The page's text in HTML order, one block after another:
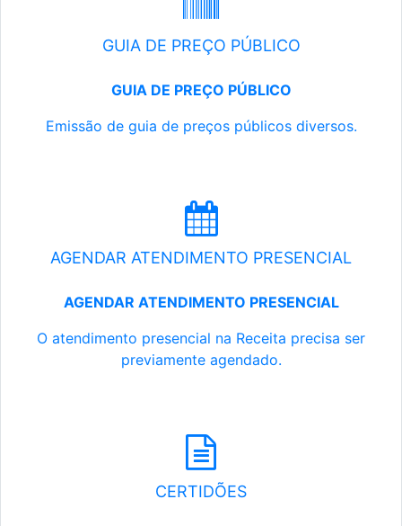
GUIA DE PREÇO PÚBLICO
GUIA DE PREÇO PÚBLICO
Emissão de guia de preços públicos diversos.
AGENDAR ATENDIMENTO PRESENCIAL
AGENDAR ATENDIMENTO PRESENCIAL
O atendimento presencial na Receita precisa ser
previamente agendado.
CERTIDÕES